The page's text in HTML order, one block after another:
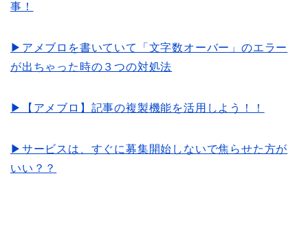
事！
▶アメブロを書いていて「文字数オーバー」のエラー
が出ちゃった時の３つの対処法
▶【アメブロ】記事の複製機能を活用しよう！！
▶サービスは、すぐに募集開始しないで焦らせた方が
いい？？